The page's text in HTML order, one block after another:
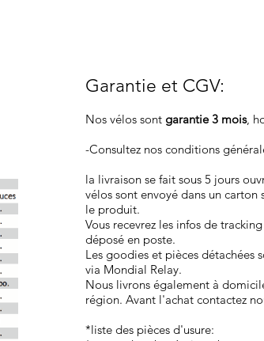
Garantie et CGV:
Nos vélos sont garantie 3 mois,
-Consultez nos conditions
la livraison se fait sous 5 jours
vélos sont envoyé dans un
le produit.
Vous recevrez les infos de
déposé en poste.
Les goodies et pièces détachées
via Mondial Relay.
Nous livrons également à
région. Avant l'achat contactez
*liste des pièces d'usure: